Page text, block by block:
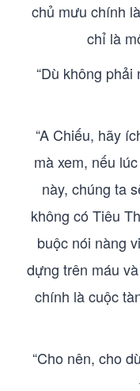
chủ mưu chính
chỉ là
“Dù không
“A Chiếu, hãy
mà xem, nếu
này, chúng ta
không có Tiêu
buộc nói nàng
dựng trên máu
chính là cuộc
“Cho nên, cho